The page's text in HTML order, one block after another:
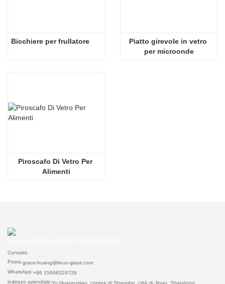
Bicchiere per frullatore
Piatto girevole in vetro
per microonde
Piroscafo Di Vetro Per
Alimenti
Contatto
Posta:grace-huang@linuo-glass.com
WhatsApp:+86 15668329726
indirizzo aziendale:Yu Huang-miao, contea di Shanghe, città di Jinan, Shandong